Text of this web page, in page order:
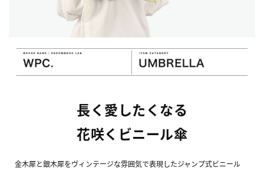
長く愛したくなる
花咲くビニール傘
金木犀と銀木犀をヴィンテージな雰囲気で表現したジャンプ式ビニール